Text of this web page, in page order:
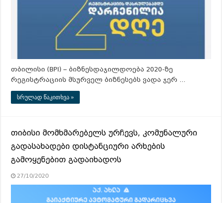
თბილისი (BPI) – ბიზნესდაჯილდოება 2020-ზე
რეგისტრაციის მსურველ ბიზნესებს ვადა ჯერ …
სრულად წაკითხვა »
თიბისი მომხმარებელს ურჩევს, კომუნალური
გადასახადები დისტანციური არხების
გამოყენებით გადაიხადოს
27/10/2020